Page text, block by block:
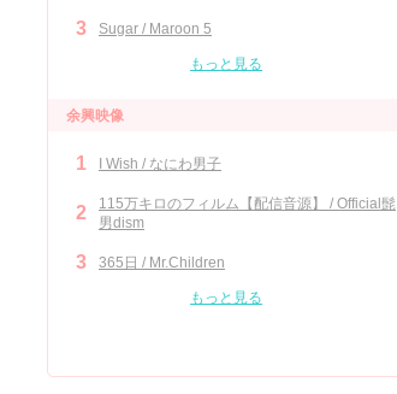
3 Sugar / Maroon 5
もっと見る
余興映像
1 I Wish / なにわ男子
2
115万キロのフィルム【配信音源】 / Official髭
男dism
3 365日 / Mr.Children
もっと見る